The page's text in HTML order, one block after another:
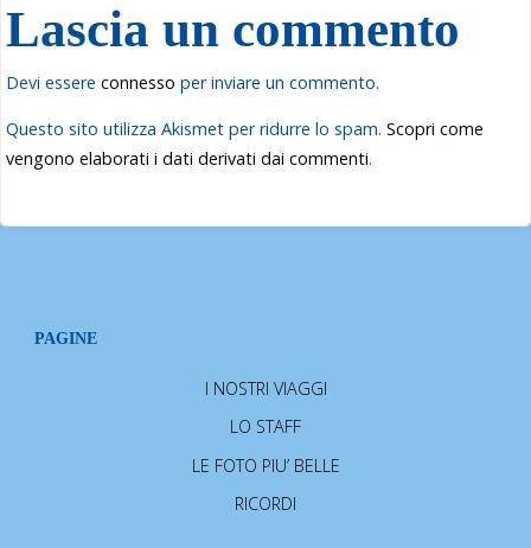
Lascia un commento
Devi essereconnesso per inviare un commento.
Questo sito utilizza Akismet per ridurre lo spam.Scopri come
vengono elaborati i dati derivati dai commenti.
PAGINE
I NOSTRI VIAGGI
LO STAFF
LE FOTO PIU’ BELLE
RICORDI